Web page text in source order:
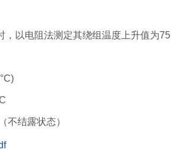
，以电阻法测定其绕组温度上升值为
不结露状态）